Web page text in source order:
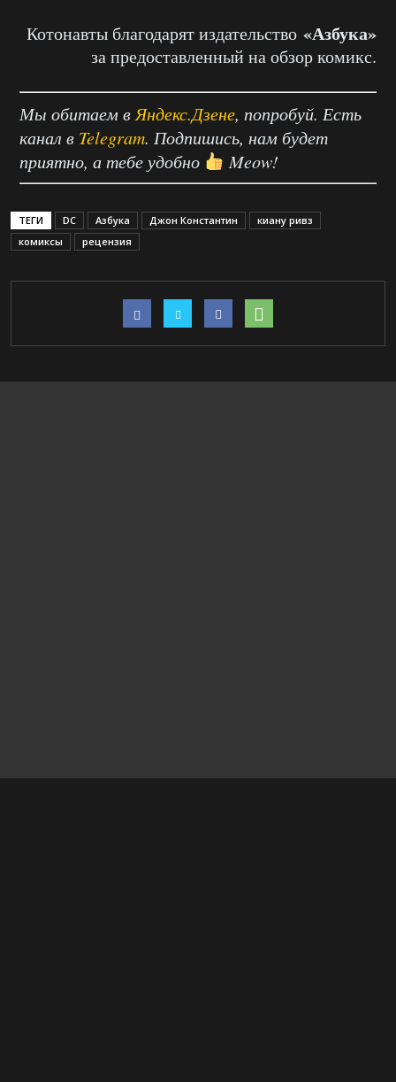
Котонавты благодарят издательство «Азбука»
за предоставленный на обзор комикс.
Мы обитаем в Яндекс.Дзене, попробуй. Есть
канал в Telegram. Подпишись, нам будет
приятно, а тебе удобно
Meow!
ТЕГИ DC Азбука Джон Константин
киану ривз
комиксы
рецензия